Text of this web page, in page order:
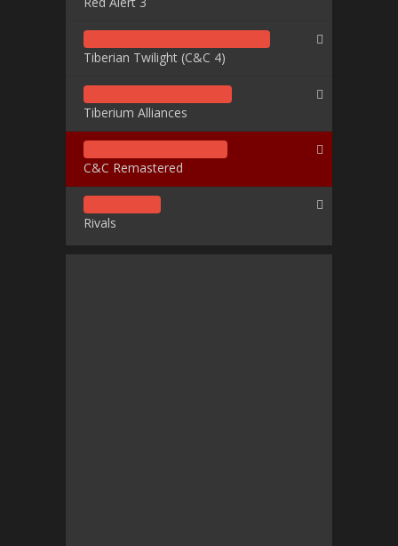
Tiberian Twilight (C&C 4)
Tiberium Alliances
C&C Remastered
Rivals